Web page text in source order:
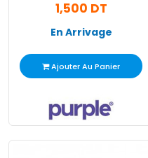
1,500 DT
En Arrivage
Ajouter Au Panier